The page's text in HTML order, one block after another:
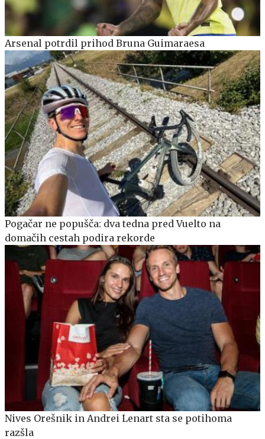
Arsenal potrdil prihod Bruna Guimaraesa
Pogačar ne popušča: dva tedna pred Vuelto na
domačih cestah podira rekorde
Nives Orešnik in Andrei Lenart sta se potihoma
razšla